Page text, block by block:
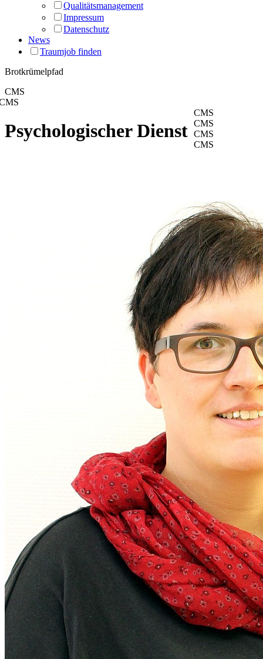
Qualitätsmanagement
Impressum
Datenschutz
News
Traumjob finden
Brotkrümelpfad
CMS
Psychologischer Dienst
CMS
CMS
CMS
CMS